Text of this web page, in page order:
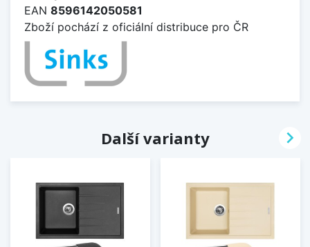
EAN 8596142050581
Zboží pochází z oficiální distribuce pro ČR
Další varianty 